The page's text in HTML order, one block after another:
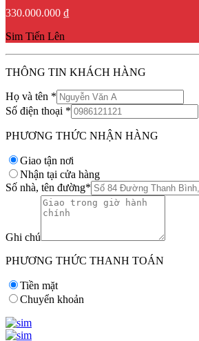
330.000.000 ₫
Sim Tiến Lên
THÔNG TIN KHÁCH HÀNG
Họ và tên *
Số điện thoại *
PHƯƠNG THỨC NHẬN HÀNG
Giao tận nơi
Nhận tại cửa hàng
Số nhà, tên đường*
Ghi chú
PHƯƠNG THỨC THANH TOÁN
Tiền mặt
Chuyển khoản